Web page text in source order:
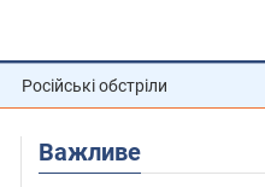
Російські обстріли
Важливе